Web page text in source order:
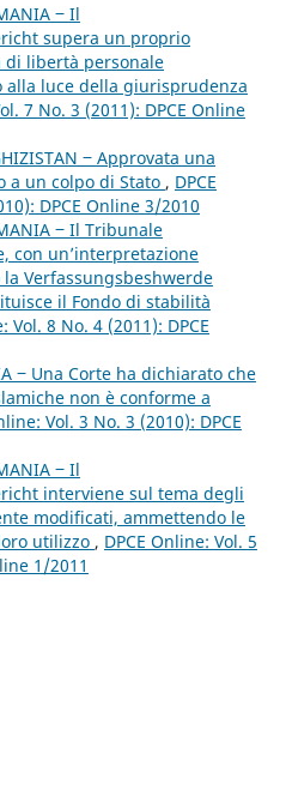
‒ Il
supera un proprio
di libertà personale
luce della giurisprudenza
7 No. 3 (2011): DPCE Online
‒ Approvata una
a un colpo di Stato , DPCE
DPCE Online 3/2010
‒ Il Tribunale
con un’interpretazione
Verfassungsbeshwerde
il Fondo di stabilità
Vol. 8 No. 4 (2011): DPCE
‒ Una Corte ha dichiarato che
non è conforme a
Vol. 3 No. 3 (2010): DPCE
‒ Il
interviene sul tema degli
modificati, ammettendo le
utilizzo , DPCE Online: Vol. 5
1/2011